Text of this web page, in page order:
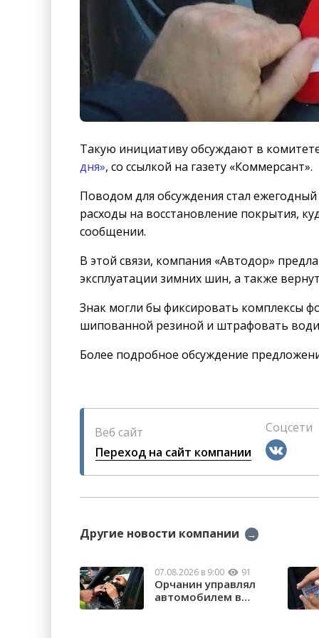
Такую инициативу обсуждают в
дня», со ссылкой на газету «Коммерсант».
Поводом для обсуждения стал
расходы на восстановление покрытия,
сообщении.
В этой связи, компания «Автодор»
эксплуатации зимних шин, а также
Знак могли бы фиксировать комплексы
шипованной резиной и штрафовать
Более подробное обсуждение
Веб сайт
Переход на сайт компании
Соцсети
Другие новости компании →
07.08.2026 в 9:00 91
Орчанин управлял
автомобилем в